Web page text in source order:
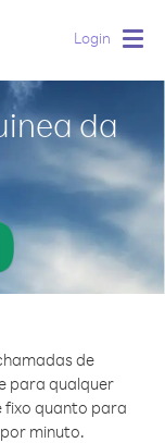
Login
da
de
para qualquer
fixo quanto para
minuto.